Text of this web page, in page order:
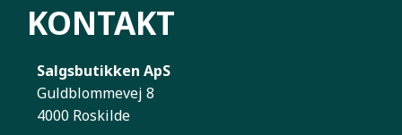
KONTAKT
Salgsbutikken ApS
Guldblommevej 8
4000 Roskilde